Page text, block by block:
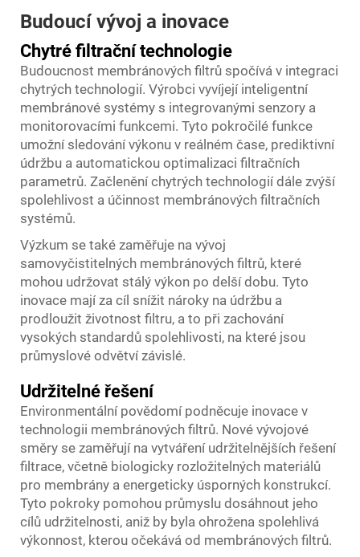
Budoucí vývoj a inovace
Chytré filtrační technologie
Budoucnost membránových filtrů spočívá v integraci
chytrých technologií. Výrobci vyvíjejí inteligentní
membránové systémy s integrovanými senzory a
monitorovacími funkcemi. Tyto pokročilé funkce
umožní sledování výkonu v reálném čase, prediktivní
údržbu a automatickou optimalizaci filtračních
parametrů. Začlenění chytrých technologií dále zvýší
spolehlivost a účinnost membránových filtračních
systémů.
Výzkum se také zaměřuje na vývoj
samovyčistitelných membránových filtrů, které
mohou udržovat stálý výkon po delší dobu. Tyto
inovace mají za cíl snížit nároky na údržbu a
prodloužit životnost filtru, a to při zachování
vysokých standardů spolehlivosti, na které jsou
průmyslové odvětví závislé.
Udržitelné řešení
Environmentální povědomí podněcuje inovace v
technologii membránových filtrů. Nové vývojové
směry se zaměřují na vytváření udržitelnějších řešení
filtrace, včetně biologicky rozložitelných materiálů
pro membrány a energeticky úsporných konstrukcí.
Tyto pokroky pomohou průmyslu dosáhnout jeho
cílů udržitelnosti, aniž by byla ohrožena spolehlivá
výkonnost, kterou očekává od membránových filtrů.